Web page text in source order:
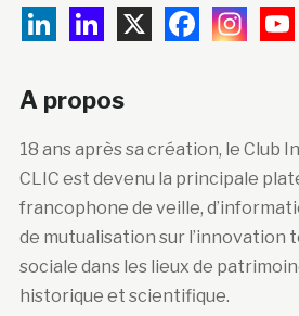
A propos
18 ans après sa création, le Club
CLIC est devenu la principale
francophone de veille,
de mutualisation sur l’innovation
sociale dans les lieux de
historique et scientifique.